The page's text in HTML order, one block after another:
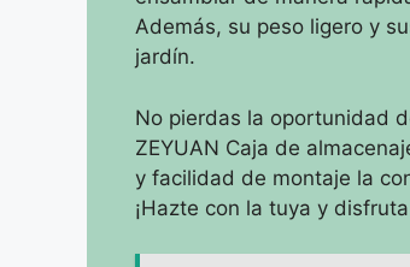
Además, su peso ligero y
jardín.
No pierdas la oportunidad
ZEYUAN Caja de
y facilidad de montaje la
¡Hazte con la tuya y